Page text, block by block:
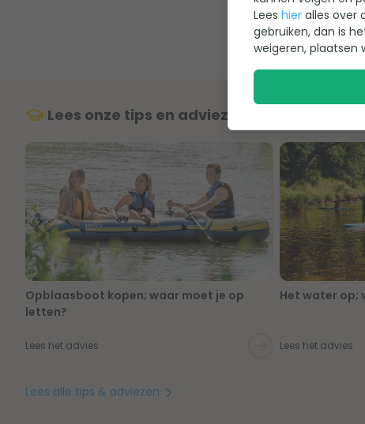
opblaasboten .
Lees onze tips en adviezen over intex
Opblaasboot kopen; waar moet je op
letten?
Lees het advies
Het water op;
Lees het advies
Lees alle tips & adviezen
Lees hier alles over
gebruiken, dan is
weigeren, plaatsen